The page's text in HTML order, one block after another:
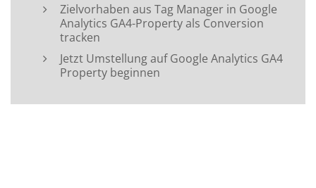
Zielvorhaben aus Tag Manager in Google
Analytics GA4-Property als Conversion
tracken
Jetzt Umstellung auf Google Analytics GA4
Property beginnen